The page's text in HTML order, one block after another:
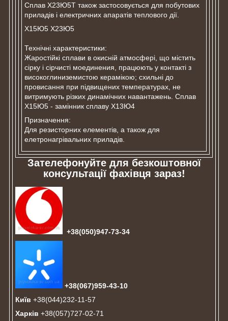
Сплав Х23Ю5Т також застосовується для побутових
приладів і електричних апаратів теплового дії.
Х15Ю5 Х23Ю5
Технічні характеристики:
Жаростійкі сплави в окисній атмосфері, що містить
сірку і сірчисті моединения, працюють у контакті з
високоглиниземистою керамікою; схильні до
провисання при підвищених температурах, не
витримують різких динамічних навантажень. Сплав
Х15Ю5 - замінник сплаву Х13Ю4
Призначення:
Для резисторних елементів, а також для
елетронагрівальних приладів.
Зателефонуйте для безкоштовної
консультації фахівця зараз!
+38(050)947-73-34
+38(067)959-43-10
Київ +38(044)232-11-57
Харків +38(057)727-02-71